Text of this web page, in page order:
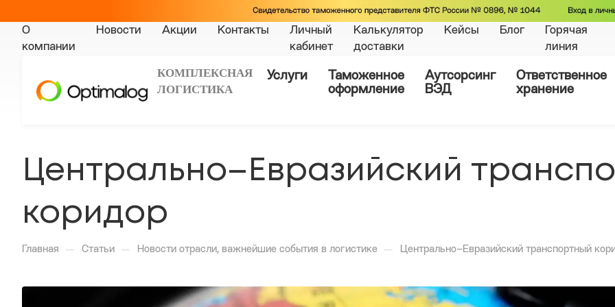
О
компании
Новости Акции Контакты
Личный
кабинет
Калькулятор
доставки
Кейсы Блог
Горячая
линия
КОМПЛЕКСНАЯ
ЛОГИСТИКА
Услуги
Таможенное
оформление
Аутсорсинг
ВЭД
Ответственное
хранение
Центрально–Евразийский
коридор
Главная — Статьи — Новости отрасли, важнейшие события в логистике — Центрально–Евразийский транспортный